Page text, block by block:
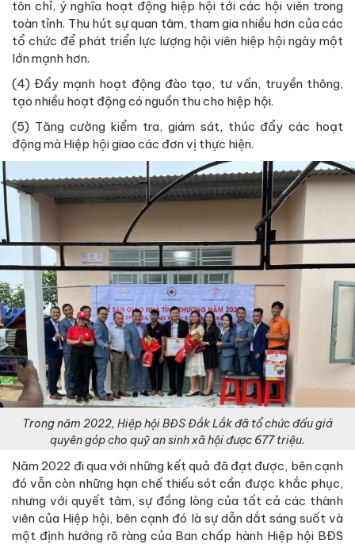
tôn chỉ, ý nghĩa hoạt động hiệp hội tới các hội viên trong
toàn tỉnh. Thu hút sự quan tâm, tham gia nhiều hơn của các
tổ chức để phát triển lực lượng hội viên hiệp hội ngày một
lớn mạnh hơn.
(4) Đẩy mạnh hoạt động đào tạo, tư vấn, truyền thông,
tạo nhiều hoạt động có nguồn thu cho hiệp hội.
(5) Tăng cường kiểm tra, giám sát, thúc đẩy các hoạt
động mà Hiệp hội giao các đơn vị thực hiện.
Trong năm 2022, Hiệp hội BĐS Đắk Lắk đã tổ chức đấu giá
quyên góp cho quỹ an sinh xã hội được 677 triệu.
Năm 2022 đi qua với những kết quả đã đạt được, bên cạnh
đó vẫn còn những hạn chế thiếu sót cần được khắc phục,
nhưng với quyết tâm, sự đồng lòng của tất cả các thành
viên của Hiệp hội, bên cạnh đó là sự dẫn dắt sáng suốt và
một định hướng rõ ràng của Ban chấp hành Hiệp hội BĐS